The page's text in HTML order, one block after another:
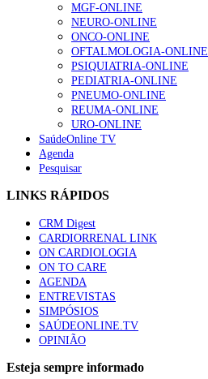
MGF-ONLINE
NEURO-ONLINE
ONCO-ONLINE
OFTALMOLOGIA-ONLINE
PSIQUIATRIA-ONLINE
PEDIATRIA-ONLINE
PNEUMO-ONLINE
REUMA-ONLINE
URO-ONLINE
SaúdeOnline TV
Agenda
Pesquisar
LINKS RÁPIDOS
CRM Digest
CARDIORRENAL LINK
ON CARDIOLOGIA
ON TO CARE
AGENDA
ENTREVISTAS
SIMPÓSIOS
SAÚDEONLINE.TV
OPINIÃO
Esteja sempre informado